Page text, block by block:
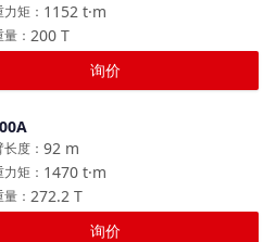
1152 t·m
力矩 ：
200 T
量 ：
询价
92 m
长度 ：
1470 t·m
力矩 ：
272.2 T
量 ：
询价